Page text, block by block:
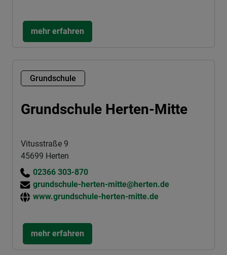
mehr erfahren
Grundschule
Grundschule Herten-Mitte
Vitusstraße 9
45699 Herten
02366 303-870
grundschule-herten-mitte@herten.de
www.grundschule-herten-mitte.de
mehr erfahren